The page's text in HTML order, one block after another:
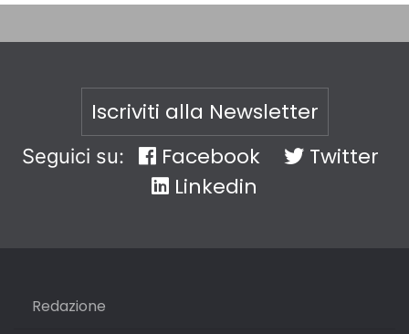
Iscriviti alla Newsletter
Seguici su: Facebook
Twitter
Linkedin
Redazione